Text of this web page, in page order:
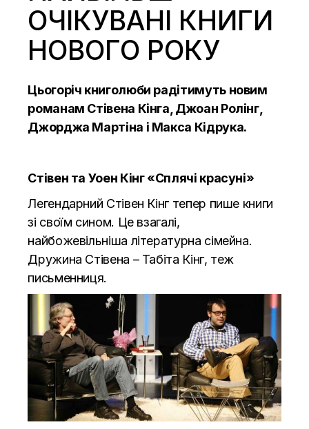
ОЧІКУВАНІ КНИГИ
НОВОГО РОКУ
Цьогоріч книголюби радітимуть новим
романам Стівена Кінга, Джоан Ролінг,
Джорджа Мартіна і Макса Кідрука.
Стівен та Уоен Кінг «Сплячі красуні»
Легендарний Стівен Кінг тепер пише книги
зі своїм сином. Це взагалі,
найбожевільніша літературна сімейна.
Дружина Стівена – Табіта Кінг, теж
письменниця.